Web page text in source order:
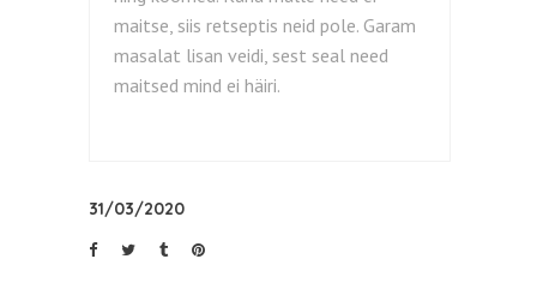
maitse, siis retseptis neid pole. Garam
masalat lisan veidi, sest seal need
maitsed mind ei häiri.
31/03/2020